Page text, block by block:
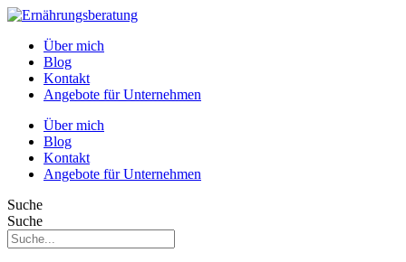
Über mich
Blog
Kontakt
Angebote für Unternehmen
Über mich
Blog
Kontakt
Angebote für Unternehmen
Suche
Suche